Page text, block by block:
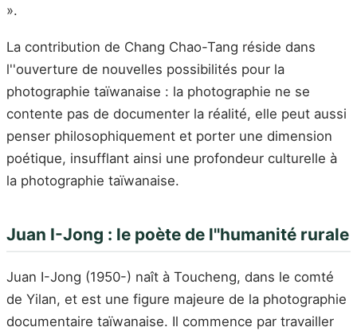
».
La contribution de Chang Chao-Tang réside dans
l''ouverture de nouvelles possibilités pour la
photographie taïwanaise : la photographie ne se
contente pas de documenter la réalité, elle peut aussi
penser philosophiquement et porter une dimension
poétique, insufflant ainsi une profondeur culturelle à
la photographie taïwanaise.
Juan I-Jong : le poète de l''humanité rurale
Juan I-Jong (1950-) naît à Toucheng, dans le comté
de Yilan, et est une figure majeure de la photographie
documentaire taïwanaise. Il commence par travailler